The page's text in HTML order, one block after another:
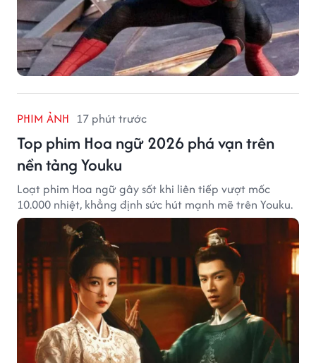
PHIM ẢNH 17 phút trước
Top phim Hoa ngữ 2026 phá vạn trên
nền tảng Youku
Loạt phim Hoa ngữ gây sốt khi liên tiếp vượt mốc
10.000 nhiệt, khẳng định sức hút mạnh mẽ trên Youku.